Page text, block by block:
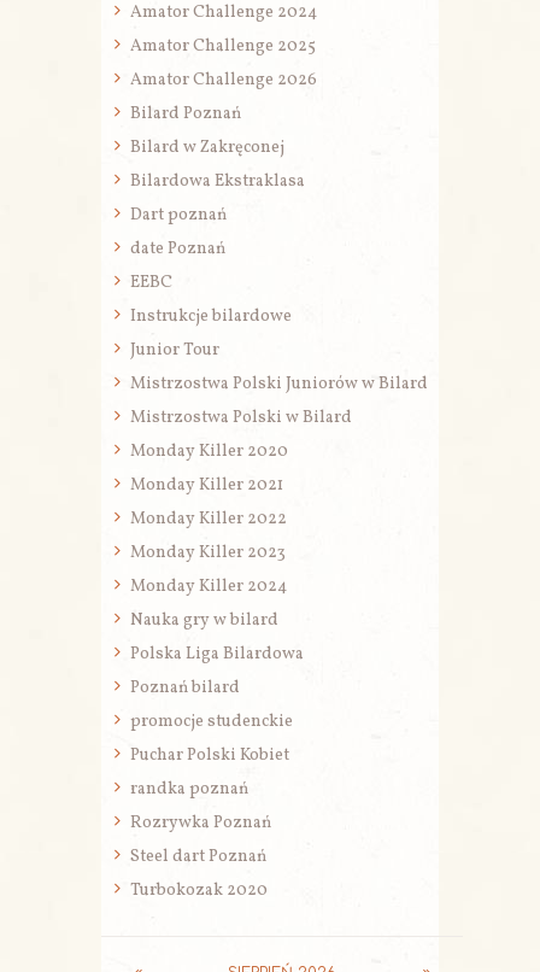
Amator Challenge 2024
Amator Challenge 2025
Amator Challenge 2026
Bilard Poznań
Bilard w Zakręconej
Bilardowa Ekstraklasa
Dart poznań
date Poznań
EEBC
Instrukcje bilardowe
Junior Tour
Mistrzostwa Polski Juniorów w Bilard
Mistrzostwa Polski w Bilard
Monday Killer 2020
Monday Killer 2021
Monday Killer 2022
Monday Killer 2023
Monday Killer 2024
Nauka gry w bilard
Polska Liga Bilardowa
Poznań bilard
promocje studenckie
Puchar Polski Kobiet
randka poznań
Rozrywka Poznań
Steel dart Poznań
Turbokozak 2020